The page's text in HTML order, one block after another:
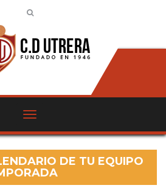
DE TU EQUIPO